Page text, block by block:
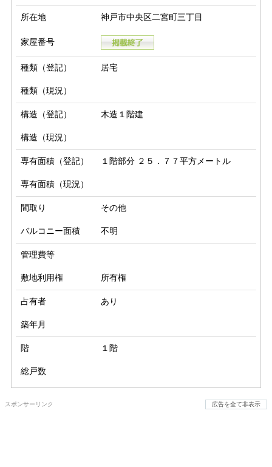
所在地 神戸市中央区二宮町三丁目
家屋番号
種類（登記） 居宅
種類（現況）
構造（登記） 木造１階建
構造（現況）
専有面積（登記） １階部分 ２５．７７平方メートル
専有面積（現況）
間取り その他
バルコニー面積 不明
管理費等
敷地利用権 所有権
占有者 あり
築年月
階 １階
総戸数
スポンサーリンク 広告を全て非表示